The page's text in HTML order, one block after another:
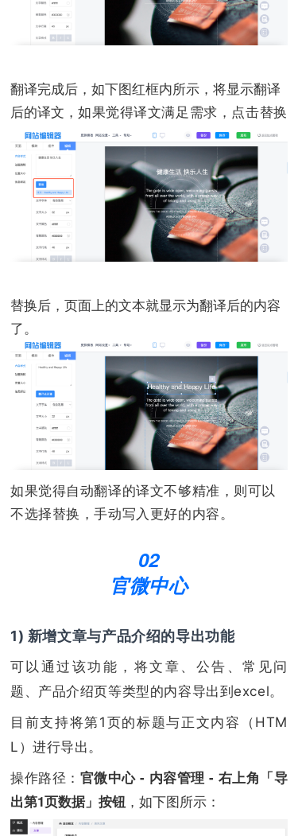
翻译完成后，如下图红框内所示，将显示翻译
后的译文， 如果觉得译文满足需求，点击替换
替换后，页面上的文本就显示为翻译后的内容
了。
如果觉得自动翻译的译文不够精准，则可以
不选择替换，手动写入更好的内容。
02
官微中心
1) 新增文章与产品介绍的导出功能
可以通过该功能，将文章、公告、常见问
题、产品介绍页等类型的内容导出到excel。
目前支持将第1页的标题与正文内容（HTM
L）进行导出。
操作路径： 官微中心 - 内容管理 - 右上角「导
出第1页数据」按钮 ，如下图所示：